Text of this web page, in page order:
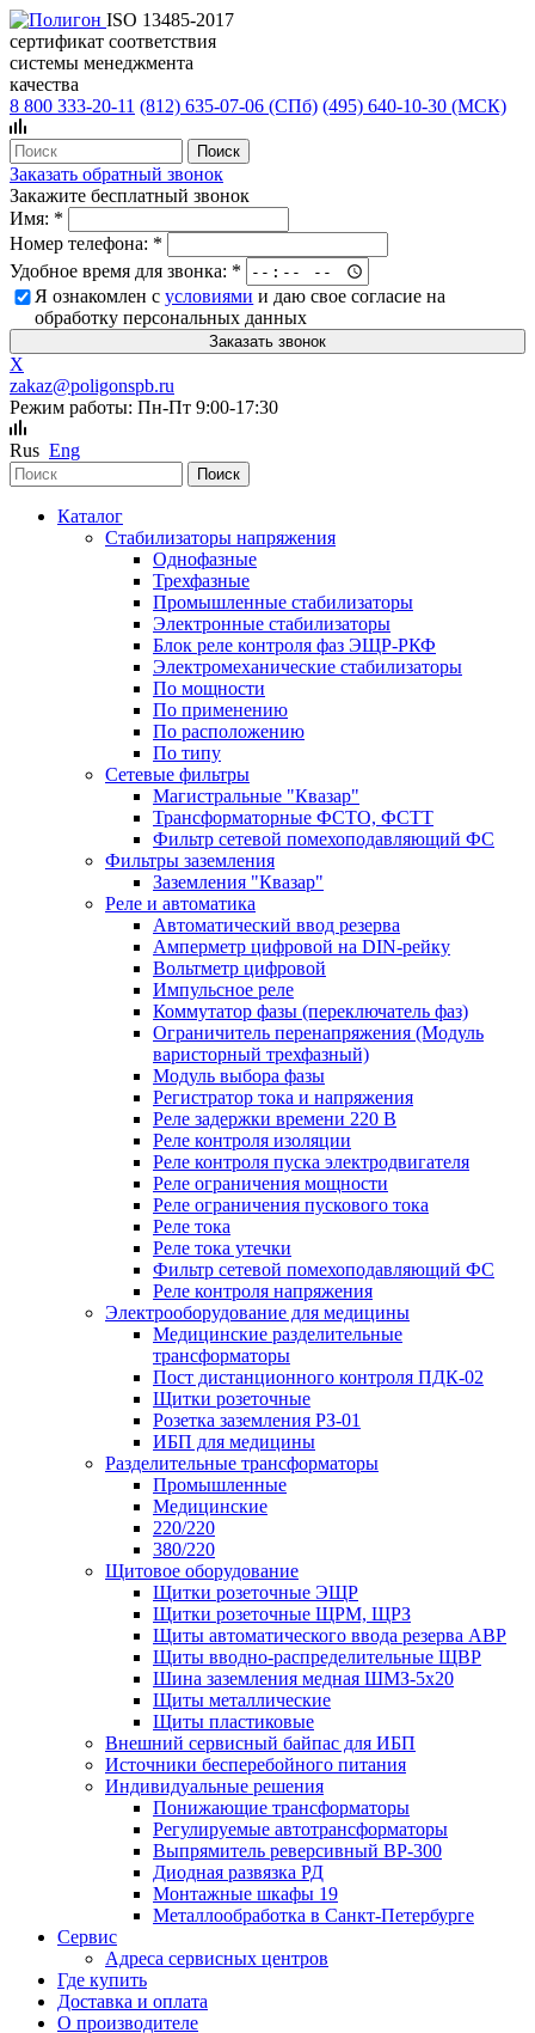
ISO 13485-2017
сертификат соответствия
системы менеджмента
качества
8 800 333-20-11 (812) 635-07-06 (СПб) (495) 640-10-30 (МСК)
Заказать обратный звонок
Закажите бесплатный звонок
Имя: *
Номер телефона: *
Удобное время для звонка: *
Я ознакомлен сусловиями и даю свое согласие на
обработку персональных данных
X
zakaz@poligonspb.ru
Режим работы: Пн-Пт 9:00-17:30
Rus Eng
Каталог
Стабилизаторы напряжения
Однофазные
Трехфазные
Промышленные стабилизаторы
Электронные стабилизаторы
Блок реле контроля фаз ЭЩР-РКФ
Электромеханические стабилизаторы
По мощности
По применению
По расположению
По типу
Сетевые фильтры
Магистральные "Квазар"
Трансформаторные ФСТО, ФСТТ
Фильтр сетевой помехоподавляющий ФС
Фильтры заземления
Заземления "Квазар"
Реле и автоматика
Автоматический ввод резерва
Амперметр цифровой на DIN-рейку
Вольтметр цифровой
Импульсное реле
Коммутатор фазы (переключатель фаз)
Ограничитель перенапряжения (Модуль
варисторный трехфазный)
Модуль выбора фазы
Регистратор тока и напряжения
Реле задержки времени 220 В
Реле контроля изоляции
Реле контроля пуска электродвигателя
Реле ограничения мощности
Реле ограничения пускового тока
Реле тока
Реле тока утечки
Фильтр сетевой помехоподавляющий ФС
Реле контроля напряжения
Электрооборудование для медицины
Медицинские разделительные
трансформаторы
Пост дистанционного контроля ПДК-02
Щитки розеточные
Розетка заземления РЗ-01
ИБП для медицины
Разделительные трансформаторы
Промышленные
Медицинские
220/220
380/220
Щитовое оборудование
Щитки розеточные ЭЩР
Щитки розеточные ЩРМ, ЩРЗ
Щиты автоматического ввода резерва АВР
Щиты вводно-распределительные ЩВР
Шина заземления медная ШМЗ-5х20
Щиты металлические
Щиты пластиковые
Внешний сервисный байпас для ИБП
Источники бесперебойного питания
Индивидуальные решения
Понижающие трансформаторы
Регулируемые автотрансформаторы
Выпрямитель реверсивный ВР-300
Диодная развязка РД
Монтажные шкафы 19
Металлообработка в Санкт-Петербурге
Сервис
Адреса сервисных центров
Где купить
Доставка и оплата
О производителе